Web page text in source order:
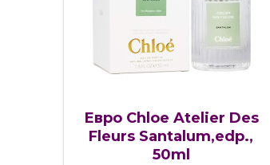
Евро Chloe Atelier Des
Fleurs Santalum,edp.,
50ml